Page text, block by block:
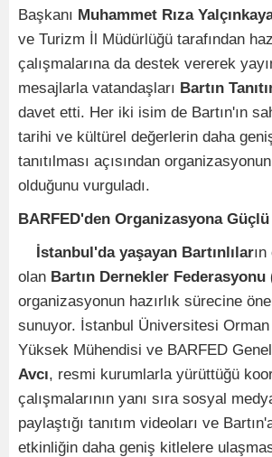
Başkanı Muhammet Rıza
ve Turizm İl Müdürlüğü tarafından
çalışmalarına da destek vererek
mesajlarla vatandaşları Bartın
davet etti. Her iki isim de Bartın'ın
tarihi ve kültürel değerlerin daha
tanıtılması açısından
olduğunu vurguladı.
BARFED'den Organizasyona
İstanbul'da yaşayan Bartınlılar
olan Bartın Dernekler Federasyonu
organizasyonun hazırlık sürecine
sunuyor. İstanbul Üniversitesi
Yüksek Mühendisi ve BARFED Genel
Avcı, resmi kurumlarla yürüttüğü
çalışmalarının yanı sıra sosyal
paylaştığı tanıtım videoları ve
etkinliğin daha geniş kitlelere